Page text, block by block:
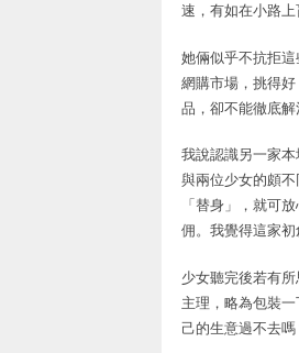
速，有如在小路上
她倆似乎不抗拒
網購市場，挑得
品，卻不能徹底
我說認識另一家
與兩位少女的頗
「替身」，就可
佣。我覺得這家
少女聽完後若有
主理，略為包裝
己的生意過不去